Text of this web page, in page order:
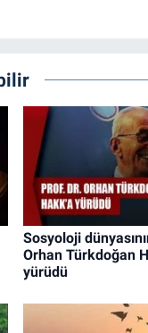
Sosyoloji
Orhan Türkdoğan
yürüdü